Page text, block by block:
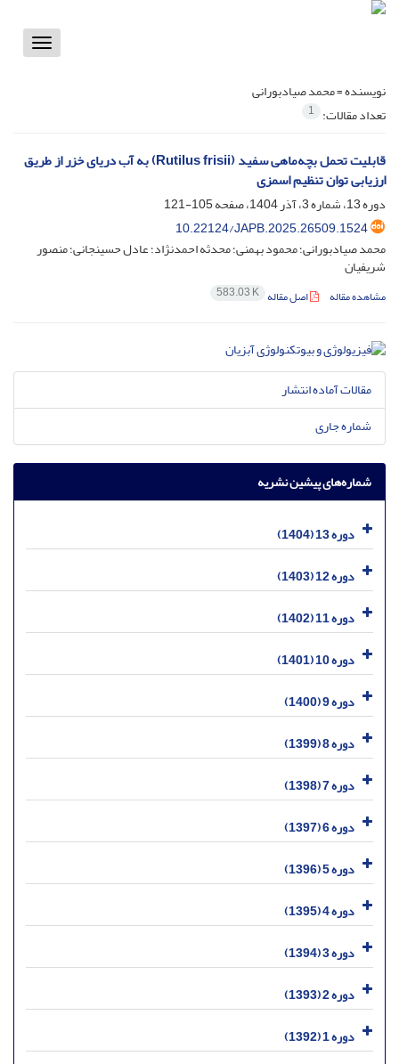
Toggle
نویسنده =محمد صیادبورانی
تعداد مقالات: 1
قابلیت تحمل بچه‌ماهی سفید (Rutilus frisii) به آب دریای خزر از طریق
ارزیابی توان تنظیم اسمزی
دوره 13، شماره 3، آذر 1404، صفحه
105-121
10.22124/JAPB.2025.26509.1524
محمد صیادبورانی؛ محمود بهمنی؛ محدثه احمدنژاد؛ عادل حسینجانی؛ منصور
شریفیان
مشاهده مقاله اصل مقاله 583.03 K
مقالات آماده انتشار
شماره جاری
شماره‌های پیشین نشریه
دوره 13 (1404)
دوره 12 (1403)
دوره 11 (1402)
دوره 10 (1401)
دوره 9 (1400)
دوره 8 (1399)
دوره 7 (1398)
دوره 6 (1397)
دوره 5 (1396)
دوره 4 (1395)
دوره 3 (1394)
دوره 2 (1393)
دوره 1 (1392)